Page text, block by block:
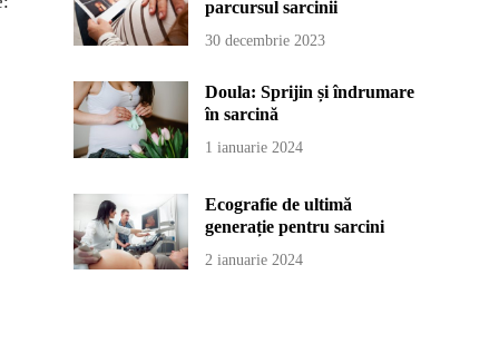
parcursul sarcinii
30 decembrie 2023
Doula: Sprijin și îndrumare
în sarcină
1 ianuarie 2024
Ecografie de ultimă
generație pentru sarcini
2 ianuarie 2024